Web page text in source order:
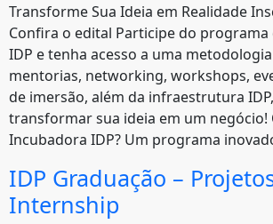
Transforme Sua Ideia em Realidade
Confira o edital Participe do programa
IDP e tenha acesso a uma
mentorias, networking, workshops,
de imersão, além da infraestrutura
transformar sua ideia em um negócio!
Incubadora IDP? Um programa
IDP Graduação –
Internship